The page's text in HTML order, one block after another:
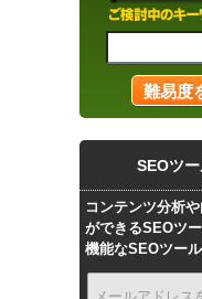
SEOツ
コンテンツ分析
ができるSEOツ
機能なSEOツー